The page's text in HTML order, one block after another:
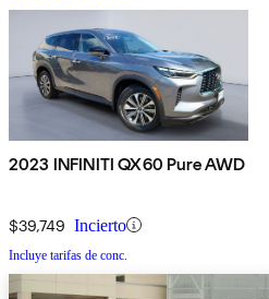
2023 INFINITI QX60 Pure AWD
$39,749 Incierto
Incluye tarifas de conc.